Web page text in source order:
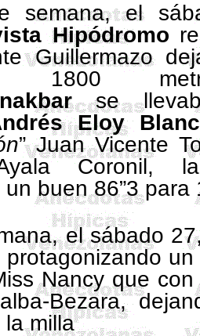
semana, el
Hipódromo
Guillermazo
se
Eloy
” Juan Vicente
Coronil,
buen 86”3 para
el sábado
protagonizando
Nancy que
Bezara,
la milla